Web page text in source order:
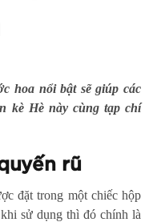
hoa nổi bật sẽ giúp các
kè Hè này cùng tạp chí
rũ
đặt trong một chiếc hộp
sử dụng thì đó chính là